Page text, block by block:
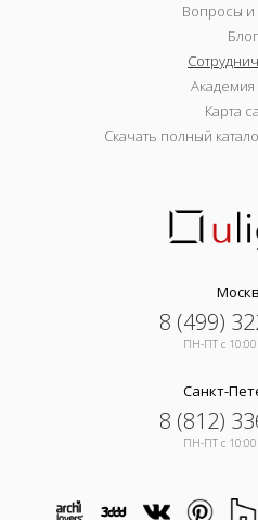
Вопросы и
Блог
Академия
Карта
Скачать полный
8 (499)
ПН-ПТ c 10:00
Санкт-
8 (812)
ПН-ПТ c 10:00